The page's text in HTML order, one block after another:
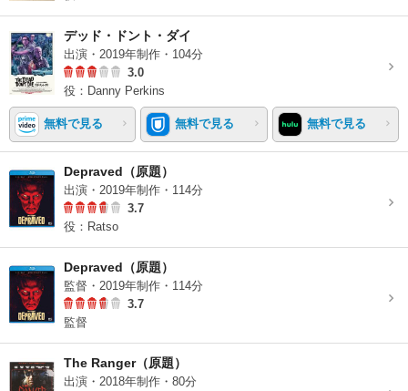
デッド・ドント・ダイ
出演・2019年制作・104分
3.0
役：Danny Perkins
無料で見る 無料で見る 無料で見る
Depraved（原題）
出演・2019年制作・114分
3.7
役：Ratso
Depraved（原題）
監督・2019年制作・114分
3.7
監督
The Ranger（原題）
出演・2018年制作・80分